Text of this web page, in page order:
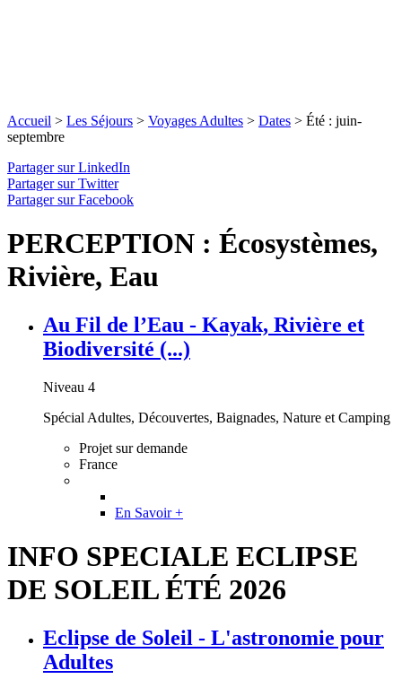
Accueil > Les Séjours > Voyages Adultes > Dates > Été : juin-
septembre
Partager sur LinkedIn
Partager sur Twitter
Partager sur Facebook
PERCEPTION : Écosystèmes,
Rivière, Eau
Au Fil de l’Eau - Kayak, Rivière et
Biodiversité (...)
Niveau 4
Spécial Adultes, Découvertes, Baignades, Nature et Camping
Projet sur demande
France
En Savoir +
INFO SPECIALE ECLIPSE
DE SOLEIL ÉTÉ 2026
Eclipse de Soleil - L'astronomie pour
Adultes